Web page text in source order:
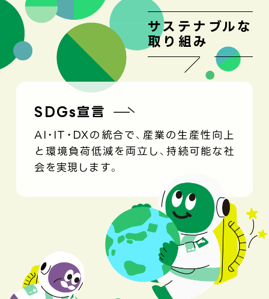
サステナブルな
取り組み
SDGs宣言
AI・IT・DXの統合で、産業の生産性向上
と環境負荷低減を両立し、持続可能な社
会を実現します。